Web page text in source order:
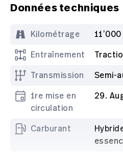
Données techniques
Kilométrage
Entraînement
Transmission
Semi-
1re mise en
circulation
29.
Carburant